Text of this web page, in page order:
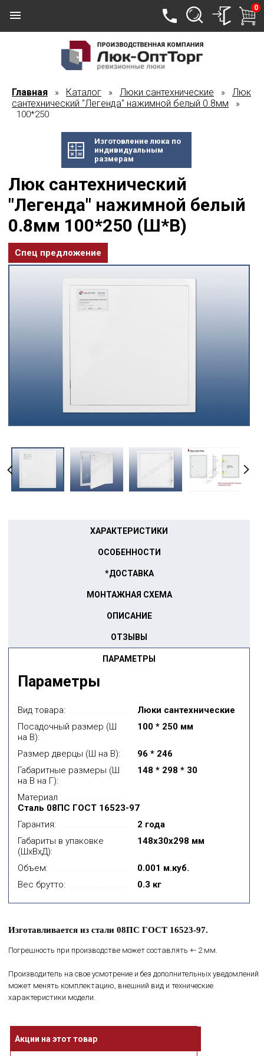
0
Главная » Каталог » Люки сантехнические » Люк
сантехнический "Легенда" нажимной белый 0.8мм »
100*250
Изготовление люка по
индивидуальным
размерам
Люк сантехнический
"Легенда" нажимной белый
0.8мм 100*250 (Ш*В)
Спец предложение
ПАРАМЕТРЫ
ХАРАКТЕРИСТИКИ
ОСОБЕННОСТИ
*ДОСТАВКА
МОНТАЖНАЯ СХЕМА
ОПИСАНИЕ
ОТЗЫВЫ
Параметры
Вид товара:
Люки сантехнические
Посадочный размер (Ш
на В):
100 * 250 мм
Размер дверцы (Ш на В):
96 * 246
Габаритные размеры (Ш
на В на Г):
148 * 298 * 30
Материал
Сталь 08ПС ГОСТ 16523-97
Гарантия:
2 года
Габариты в упаковке
(ШхВхД):
148x30x298 мм
Объем:
0.001 м.куб.
Вес брутто:
0.3 кг
Изготавливается из стали 08ПС ГОСТ 16523-97.
Погрешность при производстве может составлять +- 2 мм.
Производитель на свое усмотрение и без дополнительных уведомлений
может менять комплектацию, внешний вид и технические
характеристики модели.
Акции на этот товар